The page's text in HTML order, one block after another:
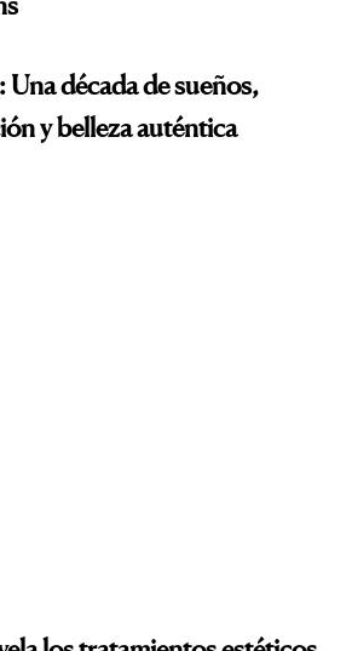
década de sueños,
y belleza auténtica